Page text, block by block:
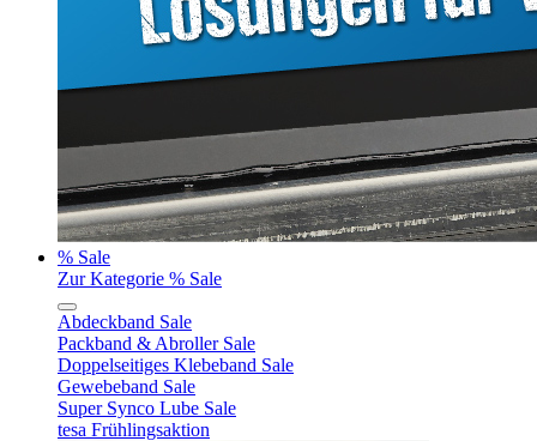
% Sale
Zur Kategorie % Sale
Abdeckband Sale
Packband & Abroller Sale
Doppelseitiges Klebeband Sale
Gewebeband Sale
Super Synco Lube Sale
tesa Frühlingsaktion